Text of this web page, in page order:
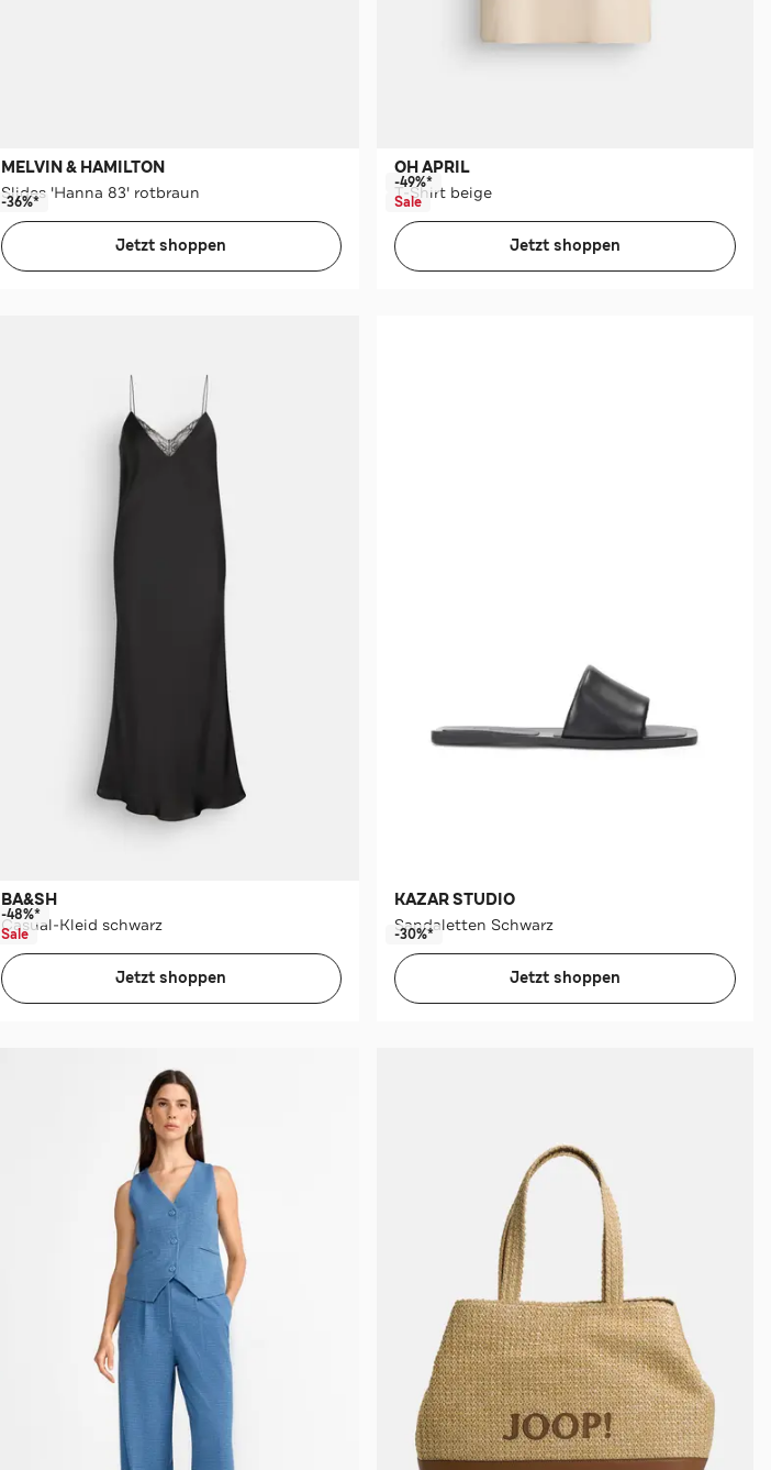
MELVIN & HAMILTON
Slides 'Hanna 83' rotbraun
-36%*
Jetzt shoppen
OH APRIL
T-Shirt beige
-49%*
Sale
Jetzt shoppen
BA&SH
Casual-Kleid schwarz
-48%*
Sale
Jetzt shoppen
KAZAR STUDIO
Sandaletten Schwarz
-30%*
Jetzt shoppen